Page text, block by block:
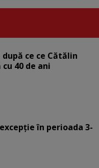
ce ce Cătălin
40 de ani
în perioada 3-